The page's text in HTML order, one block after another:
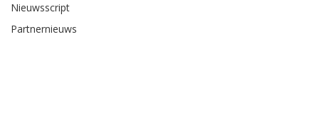
Nieuwsscript
Partnernieuws